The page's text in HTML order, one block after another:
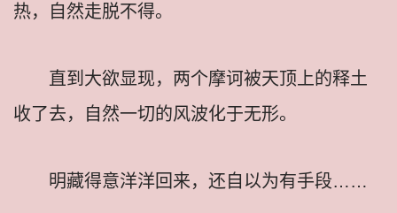
热，自然走脱不得。
直到大欲显现，两个摩诃被天顶上的释土
收了去，自然一切的风波化于无形。
明藏得意洋洋回来，还自以为有手段……